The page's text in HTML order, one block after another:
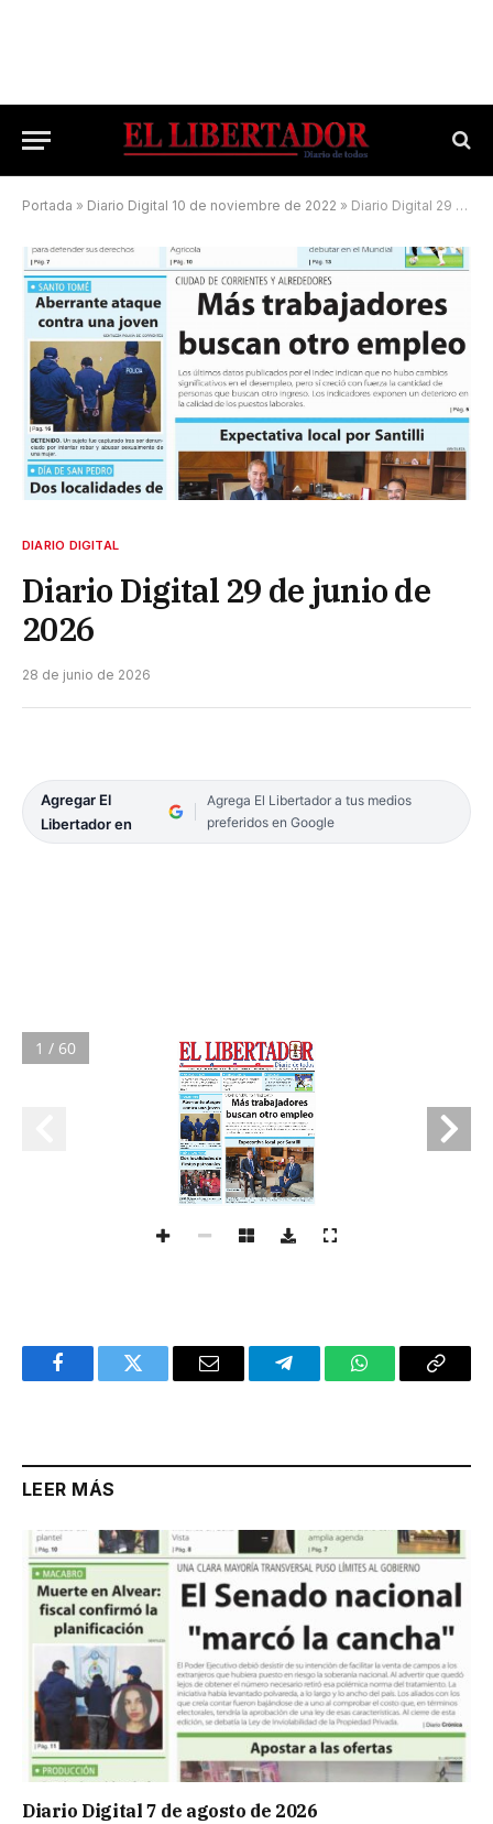
Portada » Diario Digital 10 de noviembre de 2022 » Diario Digital 29 de junio de 2026
DIARIO DIGITAL
Diario Digital 29 de junio de
2026
28 de junio de 2026
Agregar El
Libertador en
Agrega El Libertador a tus medios
preferidos en Google
1 / 60
FacebookTwitter Email TelegramWhatsAppCopy
LEER MÁS
Diario Digital 7 de agosto de 2026